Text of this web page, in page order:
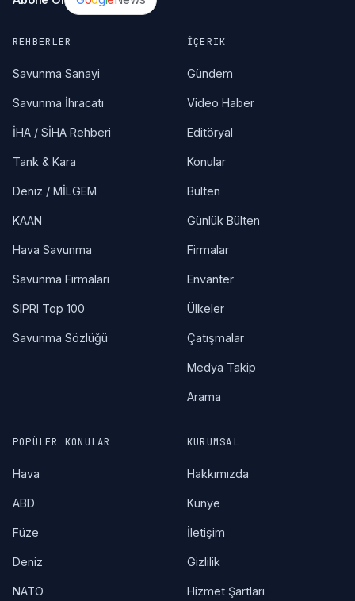
REHBERLER
Savunma Sanayi
Savunma İhracatı
İHA / SİHA Rehberi
Tank & Kara
Deniz / MİLGEM
KAAN
Hava Savunma
Savunma Firmaları
SIPRI Top 100
Savunma Sözlüğü
İÇERIK
Gündem
Video Haber
Editöryal
Konular
Bülten
Günlük Bülten
Firmalar
Envanter
Ülkeler
Çatışmalar
Medya Takip
Arama
POPÜLER KONULAR
Hava
ABD
Füze
Deniz
NATO
KURUMSAL
Hakkımızda
Künye
İletişim
Gizlilik
Hizmet Şartları